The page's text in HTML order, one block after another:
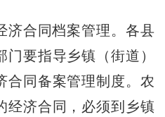
合同档案管理。 各县
门要指导乡镇（街道）
合同备案管理制度。农
经济合同，必须到乡镇